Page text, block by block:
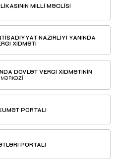
MİLLİ MƏCLİSİ
NAZİRLİYİ YANINDA
XİDMƏTİ
DÖVLƏT VERGİ XİDMƏTİNİN
PORTALI
PORTALI